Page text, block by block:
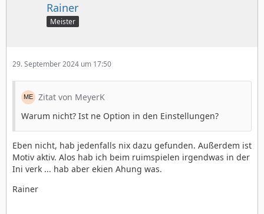
Rainer
Meister
29. September 2024 um 17:50
Zitat von MeyerK
Warum nicht? Ist ne Option in den Einstellungen?
Eben nicht, hab jedenfalls nix dazu gefunden. Außerdem ist
Motiv aktiv. Alos hab ich beim ruimspielen irgendwas in der
Ini verk ... hab aber ekien Ahung was.
Rainer